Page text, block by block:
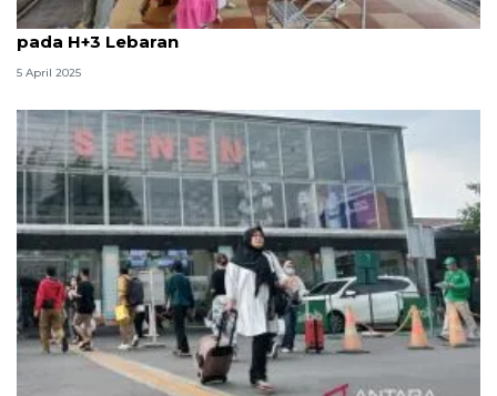
KAI Purwokerto berangkatkan 33.375 penumpang
pada H+3 Lebaran
5 April 2025